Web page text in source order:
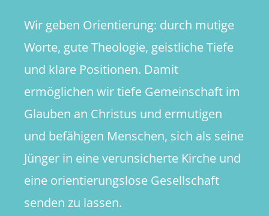
Wir geben Orientierung: durch mutige
Worte, gute Theologie, geistliche Tiefe
und klare Positionen. Damit
ermöglichen wir tiefe Gemeinschaft im
Glauben an Christus und ermutigen
und befähigen Menschen, sich als seine
Jünger in eine verunsicherte Kirche und
eine orientierungslose Gesellschaft
senden zu lassen.